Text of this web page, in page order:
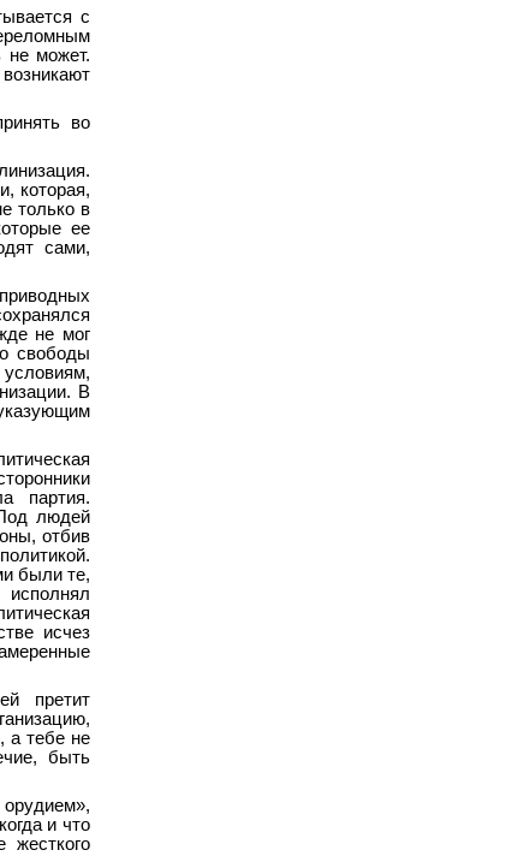
с
не может.
во
которая,
только в
ее
сами,
не мог
свободы
В
партия.
людей
отбив
были те,
исчез
претит
а тебе не
быть
и что
жесткого